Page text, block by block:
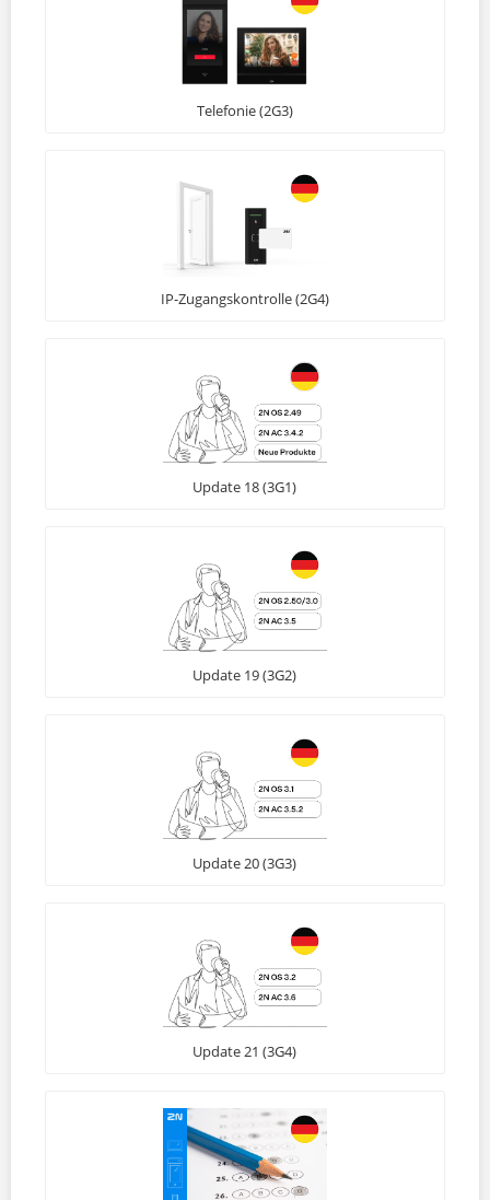
Telefonie (2G3)
IP-Zugangskontrolle (2G4)
Update 18 (3G1)
Update 19 (3G2)
Update 20 (3G3)
Update 21 (3G4)